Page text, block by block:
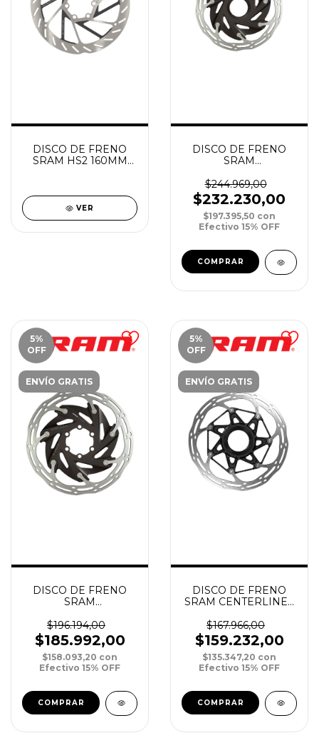
DISCO DE FRENO
SRAM HS2 160MM
VER
DISCO DE FRENO
SRAM
160MM ROUNDED
CENTERLOCK
$244.969,00
$232.230,00
$197.395,50 con
Efectivo 15% OFF
5%
OFF
ENVÍO GRATIS
DISCO DE FRENO
SRAM
140MM ROUNDED 6-
BOLT ST
$196.194,00
$185.992,00
$158.093,20 con
Efectivo 15% OFF
5%
OFF
ENVÍO GRATIS
DISCO DE FRENO
SRAM CENTERLINEX
CENTERLOCK
$167.966,00
$159.232,00
$135.347,20 con
Efectivo 15% OFF